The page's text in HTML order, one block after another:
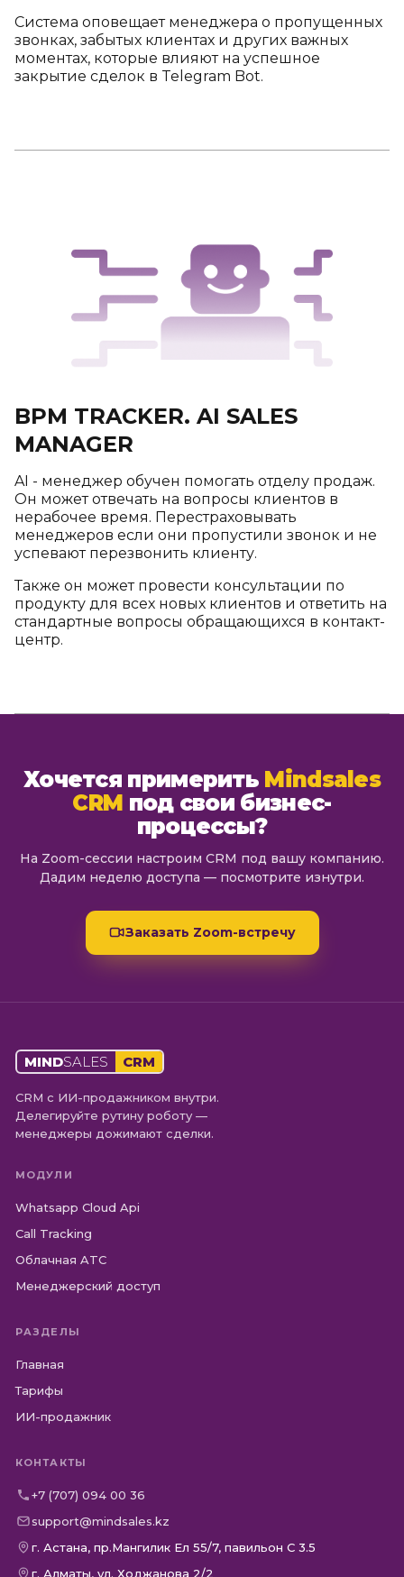
Система оповещает менеджера о пропущенных
звонках, забытых клиентах и других важных
моментах, которые влияют на успешное
закрытие сделок в Telegram Bot.
BPM TRACKER. AI SALES
MANAGER
AI - менеджер обучен помогать отделу продаж.
Он может отвечать на вопросы клиентов в
нерабочее время. Перестраховывать
менеджеров если они пропустили звонок и не
успевают перезвонить клиенту.
Также он может провести консультации по
продукту для всех новых клиентов и ответить на
стандартные вопросы обращающихся в контакт-
центр.
Хочется примерить Mindsales
CRM под свои бизнес-
процессы?
На Zoom-сессии настроим CRM под вашу компанию.
Дадим неделю доступа — посмотрите изнутри.
Заказать Zoom-встречу
MINDSALES CRM
CRM с ИИ-продажником внутри.
Делегируйте рутину роботу —
менеджеры дожимают сделки.
МОДУЛИ
Whatsapp Cloud Api
Call Tracking
Облачная ATC
Менеджерский доступ
РАЗДЕЛЫ
Главная
Тарифы
ИИ-продажник
КОНТАКТЫ
+7 (707) 094 00 36
support@mindsales.kz
г. Астана, пр.Мангилик Ел 55/7, павильон С 3.5
г. Алматы, ул. Ходжанова 2/2